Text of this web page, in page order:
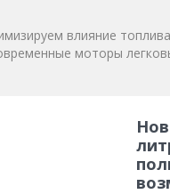
влияние
моторы